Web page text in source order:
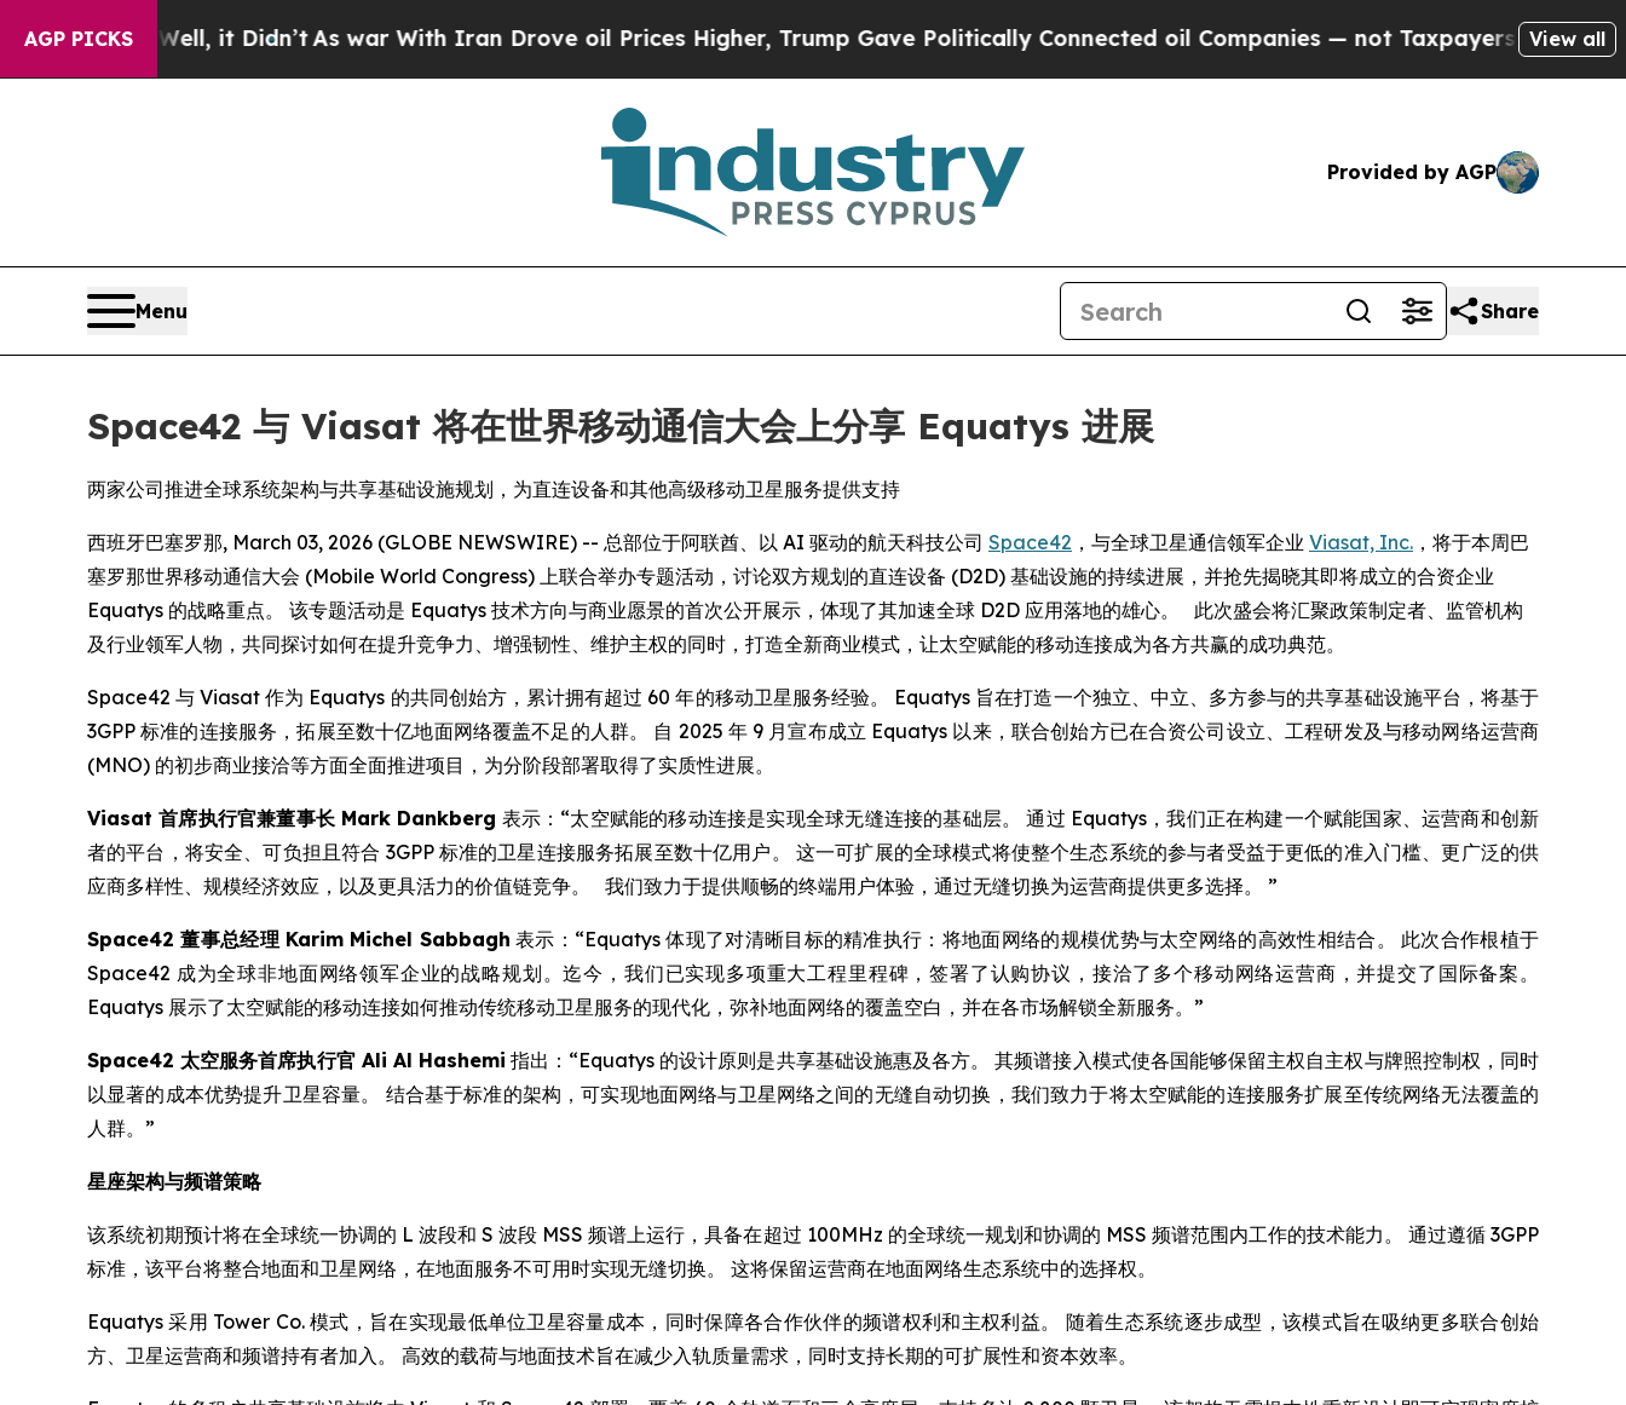
AGP PICKS
Well, it Didn’tAs war With Iran Drove oil Prices Higher, Trump Gave Politically Connected oil Companies — not Taxpayers — the Chance to
View all
Provided by AGP
Menu Share
Space42 与 Viasat 将在世界移动通信大会上分享 Equatys 进展
两家公司推进全球系统架构与共享基础设施规划，为直连设备和其他高级移动卫星服务提供支持
西班牙巴塞罗那, March 03, 2026 (GLOBE NEWSWIRE) -- 总部位于阿联酋、以 AI 驱动的航天科技公司 Space42 ，与全球卫星通信领军企业 Viasat, Inc. ，将于本周巴
塞罗那世界移动通信大会 (Mobile World Congress) 上联合举办专题活动，讨论双方规划的直连设备 (D2D) 基础设施的持续进展，并抢先揭晓其即将成立的合资企业
Equatys 的战略重点。 该专题活动是 Equatys 技术方向与商业愿景的首次公开展示，体现了其加速全球 D2D 应用落地的雄心。 此次盛会将汇聚政策制定者、监管机构
及行业领军人物，共同探讨如何在提升竞争力、增强韧性、维护主权的同时，打造全新商业模式，让太空赋能的移动连接成为各方共赢的成功典范。
Space42 与 Viasat 作为 Equatys 的共同创始方，累计拥有超过 60 年的移动卫星服务经验。 Equatys 旨在打造一个独立、中立、多方参与的共享基础设施平台，将基于
3GPP 标准的连接服务，拓展至数十亿地面网络覆盖不足的人群。 自 2025 年 9 月宣布成立 Equatys 以来，联合创始方已在合资公司设立、工程研发及与移动网络运营商
(MNO) 的初步商业接洽等方面全面推进项目，为分阶段部署取得了实质性进展。
Viasat 首席执行官兼董事长 Mark Dankberg 表示：“太空赋能的移动连接是实现全球无缝连接的基础层。 通过 Equatys，我们正在构建一个赋能国家、运营商和创新
者的平台，将安全、可负担且符合 3GPP 标准的卫星连接服务拓展至数十亿用户。 这一可扩展的全球模式将使整个生态系统的参与者受益于更低的准入门槛、更广泛的供
应商多样性、规模经济效应，以及更具活力的价值链竞争。 我们致力于提供顺畅的终端用户体验，通过无缝切换为运营商提供更多选择。 ”
Space42 董事总经理 Karim Michel Sabbagh 表示：“Equatys 体现了对清晰目标的精准执行：将地面网络的规模优势与太空网络的高效性相结合。 此次合作根植于
Space42 成为全球非地面网络领军企业的战略规划。迄今，我们已实现多项重大工程里程碑，签署了认购协议，接洽了多个移动网络运营商，并提交了国际备案。
Equatys 展示了太空赋能的移动连接如何推动传统移动卫星服务的现代化，弥补地面网络的覆盖空白，并在各市场解锁全新服务。”
Space42 太空服务首席执行官 Ali Al Hashemi 指出：“Equatys 的设计原则是共享基础设施惠及各方。 其频谱接入模式使各国能够保留主权自主权与牌照控制权，同时
以显著的成本优势提升卫星容量。 结合基于标准的架构，可实现地面网络与卫星网络之间的无缝自动切换，我们致力于将太空赋能的连接服务扩展至传统网络无法覆盖的
人群。”
星座架构与频谱策略
该系统初期预计将在全球统一协调的 L 波段和 S 波段 MSS 频谱上运行，具备在超过 100MHz 的全球统一规划和协调的 MSS 频谱范围内工作的技术能力。 通过遵循 3GPP
标准，该平台将整合地面和卫星网络，在地面服务不可用时实现无缝切换。 这将保留运营商在地面网络生态系统中的选择权。
Equatys 采用 Tower Co. 模式，旨在实现最低单位卫星容量成本，同时保障各合作伙伴的频谱权利和主权利益。 随着生态系统逐步成型，该模式旨在吸纳更多联合创始
方、卫星运营商和频谱持有者加入。 高效的载荷与地面技术旨在减少入轨质量需求，同时支持长期的可扩展性和资本效率。